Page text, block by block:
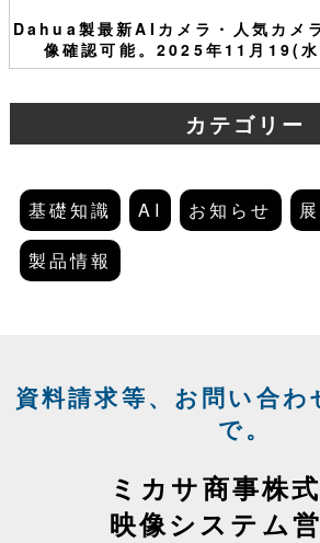
Dahua製最新AIカメラ・人気カメ
像確認可能。2025年11月19(
カテゴリー
基礎知識 AI お知らせ
製品情報
資料請求等、お問い合わ
で。
ミカサ商事株
映像システム